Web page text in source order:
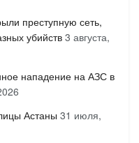
преступную сеть,
убийств3 августа,
нападение на АЗС в
Астаны 31 июля,